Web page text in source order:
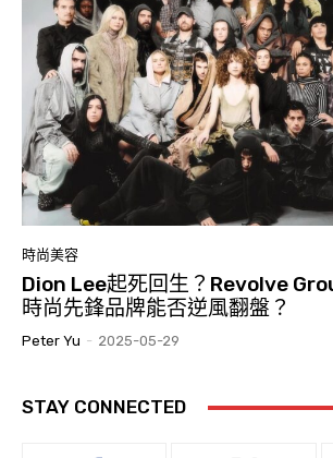
時尚美容
Dion Lee起死回生？Revolve
時尚先鋒品牌能否逆風翻盤？
Peter Yu - 2025-05-29
STAY CONNECTED